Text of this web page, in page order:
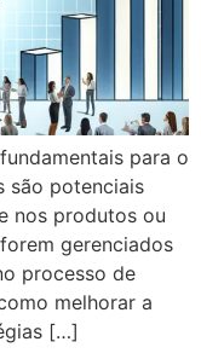
para o
são potenciais
nos produtos ou
gerenciados
processo de
melhorar a
[…]